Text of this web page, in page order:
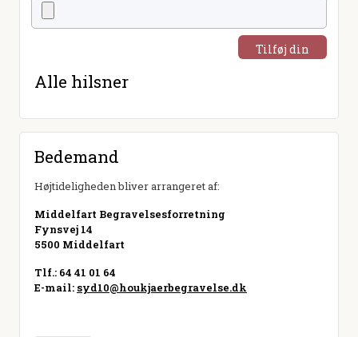
Tilføj din
Alle hilsner
Bedemand
Højtideligheden bliver arrangeret af:
Middelfart Begravelsesforretning
Fynsvej 14
5500 Middelfart
Tlf.: 64 41 01 64
E-mail: syd10@houkjaerbegravelse.dk